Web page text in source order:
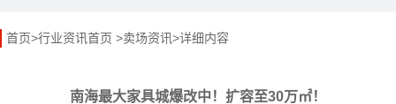
首页>行业资讯首页 >卖场资讯>详细内容
南海最大家具城爆改中！扩容至30万㎡！